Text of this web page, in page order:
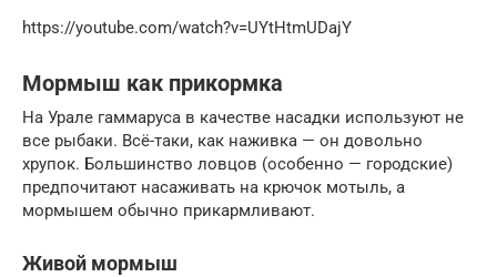
https://youtube.com/watch?v=UYtHtmUDajY
Мормыш как прикормка
На Урале гаммаруса в качестве насадки используют не
все рыбаки. Всё-таки, как наживка — он довольно
хрупок. Большинство ловцов (особенно — городские)
предпочитают насаживать на крючок мотыль, а
мормышем обычно прикармливают.
Живой мормыш